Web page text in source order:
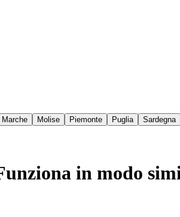
Marche Molise Piemonte Puglia Sardegna
in modo